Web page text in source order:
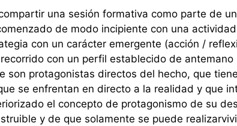
una sesión formativa como parte de
de modo incipiente con una
con un carácter emergente (acción /
con un perfil establecido de
son protagonistas directos del hecho, que
se enfrentan en directo a la realidad y que
el concepto de protagonismo de su
y de que solamente se puede